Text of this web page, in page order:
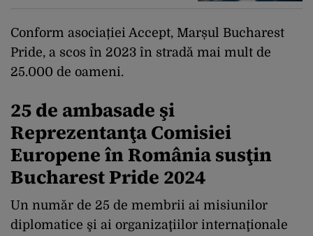
Conform asociației Accept, Marșul Bucharest
Pride, a scos în 2023 în stradă mai mult de
25.000 de oameni.
25 de ambasade şi
Reprezentanţa Comisiei
Europene în România susţin
Bucharest Pride 2024
Un număr de 25 de membrii ai misiunilor
diplomatice şi ai organizaţiilor internaţionale